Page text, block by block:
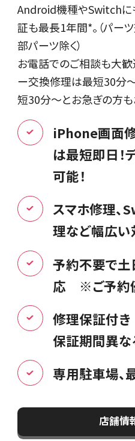
Android機種やSwitchに
証も最長1年間*。（パー
部パーツ除く）
お電話でのご相談も大歓
ー交換修理は最短30分
短30分～とお急ぎの方も
iPhone画面
は最短即日！
可能！
スマホ修理、
理など幅広
予約不要で
応 ※ご予約
修理保証付
保証期間異な
専用駐車場、
店舗情